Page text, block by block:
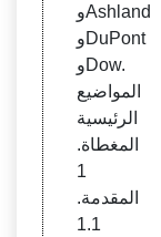
وAshland
وDuPont
وDow.
المواضيع
الرئيسية
المغطاة.
1
المقدمة.
1.1